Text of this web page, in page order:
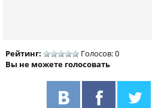
Рейтинг:
Голосов: 0
Вы не можете голосовать